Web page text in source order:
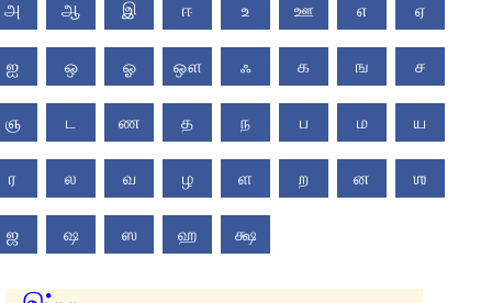
அ ஆ இ ஈ உ ஊ எ ஏ
ஐ ஒ ஓ ஔ ஃ க ங ச
ஞ ட ண த ந ப ம ய
ர ல வ ழ ள ற ன ஶ
ஜ ஷ ஸ ஹ க்ஷ